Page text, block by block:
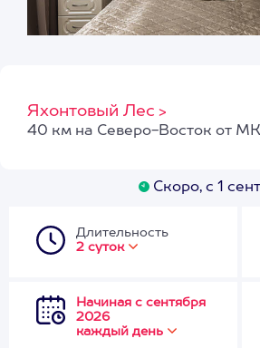
Яхонтовый Лес >
40 км на Северо-Восток от
Скоро, с 1
Длительность
2 суток
Начиная с сентября
2026
каждый день